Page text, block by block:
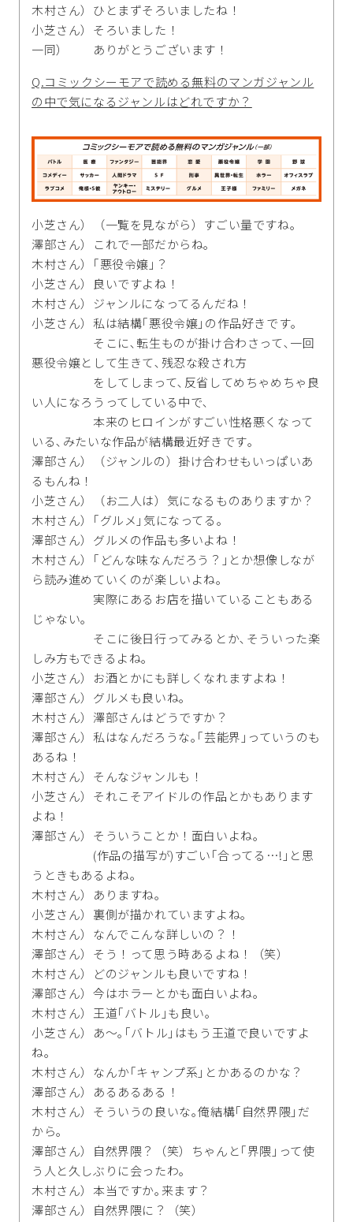
木村さん）ひとまずそろいましたね！
小芝さん）そろいました！
一同） ありがとうございます！
Q.コミックシーモアで読める無料のマンガジャンル
の中で気になるジャンルはどれですか？
小芝さん）（一覧を見ながら）すごい量ですね｡
澤部さん）これで一部だからね｡
木村さん）｢悪役令嬢｣？
小芝さん）良いですよね！
木村さん）ジャンルになってるんだね！
小芝さん）私は結構｢悪役令嬢｣の作品好きです｡
そこに､転生ものが掛け合わさって､一回
悪役令嬢として生きて､残忍な殺され方
をしてしまって､反省してめちゃめちゃ良
い人になろうってしている中で､
本来のヒロインがすごい性格悪くなって
いる､みたいな作品が結構最近好きです｡
澤部さん）（ジャンルの）掛け合わせもいっぱいあ
るもんね！
小芝さん）（お二人は）気になるものありますか？
木村さん）｢グルメ｣気になってる｡
澤部さん）グルメの作品も多いよね！
木村さん）｢どんな味なんだろう？｣とか想像しなが
ら読み進めていくのが楽しいよね｡
実際にあるお店を描いていることもある
じゃない｡
そこに後日行ってみるとか､そういった楽
しみ方もできるよね｡
小芝さん）お酒とかにも詳しくなれますよね！
澤部さん）グルメも良いね｡
木村さん）澤部さんはどうですか？
澤部さん）私はなんだろうな｡｢芸能界｣っていうのも
あるね！
木村さん）そんなジャンルも！
小芝さん）それこそアイドルの作品とかもあります
よね！
澤部さん）そういうことか！面白いよね｡
(作品の描写が)すごい｢合ってる…!｣と思
うときもあるよね｡
木村さん）ありますね｡
小芝さん）裏側が描かれていますよね｡
木村さん）なんでこんな詳しいの？！
澤部さん）そう！って思う時あるよね！（笑）
木村さん）どのジャンルも良いですね！
澤部さん）今はホラーとかも面白いよね｡
木村さん）王道｢バトル｣も良い｡
小芝さん）あ～｡｢バトル｣はもう王道で良いですよ
ね｡
木村さん）なんか｢キャンプ系｣とかあるのかな？
澤部さん）あるあるある！
木村さん）そういうの良いな｡俺結構｢自然界隈｣だ
から｡
澤部さん）自然界隈？（笑）ちゃんと｢界隈｣って使
う人と久しぶりに会ったわ｡
木村さん）本当ですか｡来ます？
澤部さん）自然界隈に？（笑）